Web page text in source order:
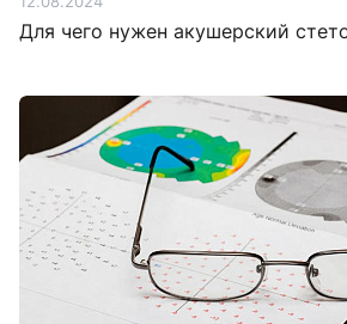
Для чего нужен акушерский